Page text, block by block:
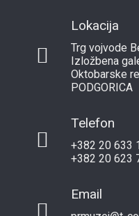
Lokacija
Trg vojvode
Izložbena
Oktobarske
PODGORICA
Telefon
+382 20 633
+382 20 623
Email